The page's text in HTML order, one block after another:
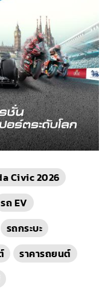
Civic 2026
รถ EV
รถกระบะ
ราคารถยนต์